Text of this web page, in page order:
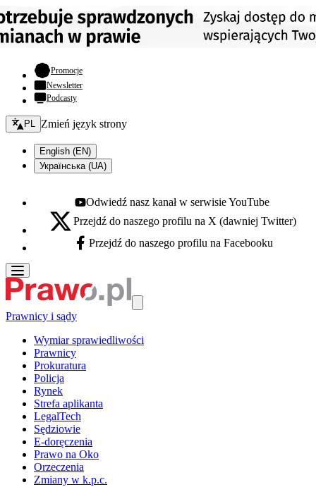
Promocje- otwiera się w nowej karcie
Newsletter
Podcasty
Zmień język - bieżący:
PL Zmień język strony
English (EN)
Українська (UA)
Youtube - otwiera się w nowej karcie
Odwiedź nasz kanał w serwisie YouTube
X - otwiera się w nowej karcie
Przejdź do naszego profilu na X (dawniej Twitter)
Facebook - otwiera się w nowej karcie
Przejdź do naszego profilu na Facebooku
Prawnicy i sądy
Wymiar sprawiedliwości
Prawnicy
Prokuratura
Policja
Rynek
Strefa aplikanta
LegalTech
Sędziowie
E-doręczenia
Prawo na Oko
Orzeczenia
Zmiany w k.p.c.